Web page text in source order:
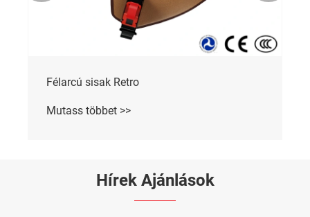
Félarcú sisak Retro
Mutass többet >>
Hírek Ajánlások